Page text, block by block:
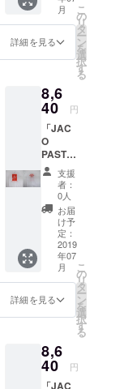
頂けま
す。サ
限りは
ござい
身丈 身
幅 肩幅
袖丈
S
67
48
41 22
M
69
50
45 23
L
71
53
48 24
表示】
・綿
100%
い可
貴重な
ワン
を切り
取った
らない
商品で
す。夏
フェス
から
JAZZラ
イヴ観
賞まで
ファッ
ション&
音楽好
きな方
には必
ず手に
他国で
は買う
できな
い希少
性の高
い
だけで
なく、
ファン
ク/ソウ
プなど
あらゆ
るジャ
ンルを
呑み込
み数々
の名盤
を輩出
し続け
たトラ
ンペッ
ターの
貴重な
ワン
シーン
取った
他では
商品で
す。夏
フェス
定コラ
ボTシャ
ツ。第
家・内
山繁氏
した
ジャズ
の帝王
「マイ
ルス・
デイビ
ス」の
フォトT
シャ
ツ。
ジャズ
だけで
ロック/
ファン
プホッ
プなど
あらゆ
ジ（ボ
ディ）×
ブラッ
2019年
7月上
旬〜下
旬のお
届け予
定で
す。
（多少
の前後
はござ
いま
す）
WATER
FALL限
定コラ
ボTシャ
ツ。第
家・内
山繁氏
イズも
ご用意
できる
可能性
がござ
ので、
支援時
にご希
望のサ
イズを
備考欄
にご記
載くだ
さい。
例；
XS,XL
ラー：
ホワイ
ト（ボ
ディ）×
ブラッ
2019年
7月上旬
～下旬
月
詳細を見る
こ
の
リ
タ
ー
ン
を
選
択
す
る
8,6
40 円
「JAC
O
PASTO
RIUS T-
shirts」
Ver.2
日本
製 日
本製
S,M,L以
外のサ
イズも
ご用意
できる
可能性
がござ
ので、
支援時
にご希
支援
者：
0人
お届
け予
定：
2019
年07
月
詳細を見る
こ
の
リ
タ
ー
ン
を
選
択
す
る
8,6
40 円
「JAC